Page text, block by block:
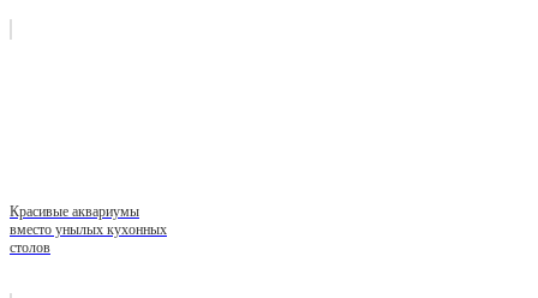
Красивые аквариумы
вместо унылых кухонных
столов